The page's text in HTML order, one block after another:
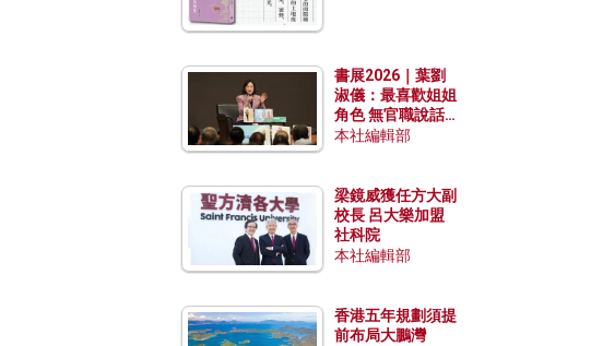
書展2026｜葉劉
淑儀：最喜歡姐姐
角色 無官職說話
包袱少
本社編輯部
梁鏡威獲任方大副
校長 呂大樂加盟
社科院
本社編輯部
香港五年規劃須提
前布局大鵬灣